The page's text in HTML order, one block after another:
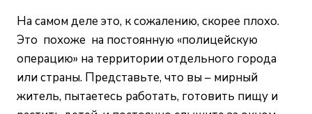
На самом деле это, к сожалению, скорее плохо.
Это похоже на постоянную «полицейскую
операцию» на территории отдельного города
или страны. Представьте, что вы – мирный
житель, пытаетесь работать, готовить пищу и